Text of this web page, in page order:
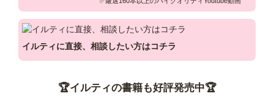
と思ってます。
一人一人の『心の仕組み』を紐解き、
その為に女性が強く輝くための【女子力向上委員会】を立ち
イルティに直接、相談したい方はコチラ
🏆イルティの書籍も好評発売中🏆